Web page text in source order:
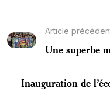
Article
Une superbe
Inauguration de